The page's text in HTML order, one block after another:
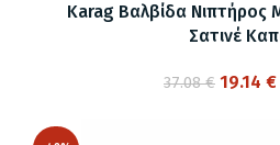
Karag Βαλβίδα Νιπτήρος
Σατινέ
37.08€ Original
19.14 €